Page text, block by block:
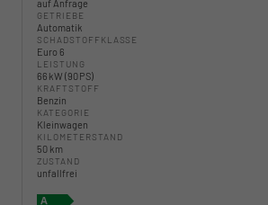
auf Anfrage
GETRIEBE
Automatik
SCHADSTOFFKLASSE
Euro 6
LEISTUNG
66 kW (90 PS)
KRAFTSTOFF
Benzin
KATEGORIE
Kleinwagen
KILOMETERSTAND
50 km
ZUSTAND
unfallfrei